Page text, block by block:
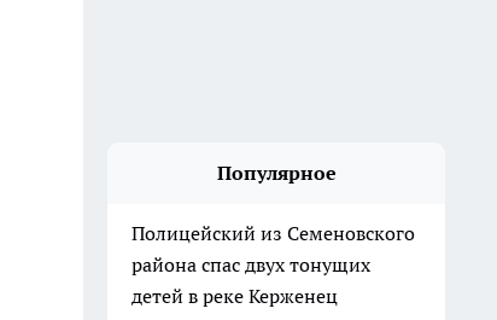
Популярное
Полицейский из Семеновского
района спас двух тонущих
детей в реке Керженец